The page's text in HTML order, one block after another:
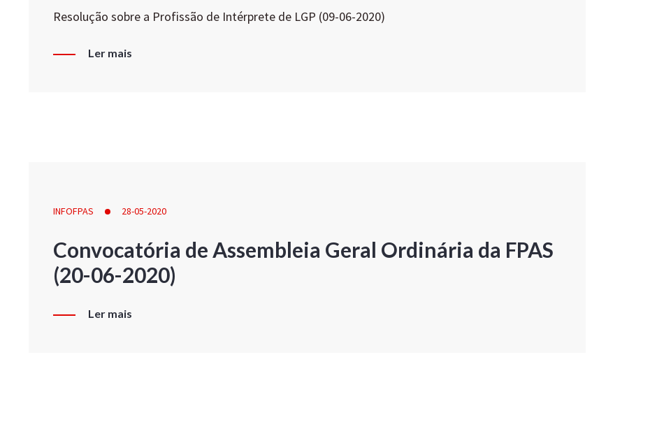
Resolução sobre a Profissão de Intérprete de LGP (09-06-2020)
Ler mais
INFOFPAS 28-05-2020
Convocatória de Assembleia Geral Ordinária da FPAS
(20-06-2020)
Ler mais